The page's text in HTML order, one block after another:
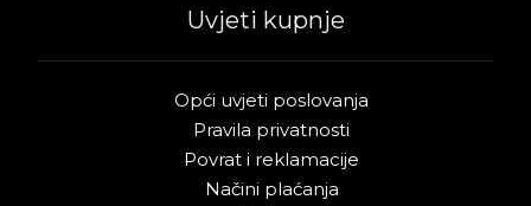
Uvjeti kupnje
Opći uvjeti poslovanja
Pravila privatnosti
Povrat i reklamacije
Načini plaćanja